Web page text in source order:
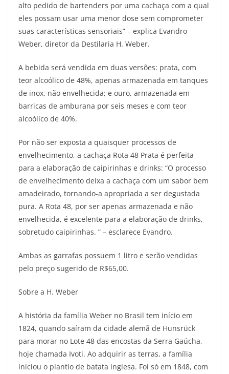
alto pedido de bartenders por uma cachaça com a qual
eles possam usar uma menor dose sem comprometer
suas características sensoriais” – explica Evandro
Weber, diretor da Destilaria H. Weber.
A bebida será vendida em duas versões: prata, com
teor alcoólico de 48%, apenas armazenada em tanques
de inox, não envelhecida; e ouro, armazenada em
barricas de amburana por seis meses e com teor
alcoólico de 40%.
Por não ser exposta a quaisquer processos de
envelhecimento, a cachaça Rota 48 Prata é perfeita
para a elaboração de caipirinhas e drinks: “O processo
de envelhecimento deixa a cachaça com um sabor bem
amadeirado, tornando-a apropriada a ser degustada
pura. A Rota 48, por ser apenas armazenada e não
envelhecida, é excelente para a elaboração de drinks,
sobretudo caipirinhas. ” – esclarece Evandro.
Ambas as garrafas possuem 1 litro e serão vendidas
pelo preço sugerido de R$65,00.
Sobre a H. Weber
A história da família Weber no Brasil tem início em
1824, quando saíram da cidade alemã de Hunsrück
para morar no Lote 48 das encostas da Serra Gaúcha,
hoje chamada Ivoti. Ao adquirir as terras, a família
iniciou o plantio de batata inglesa. Foi só em 1848, com